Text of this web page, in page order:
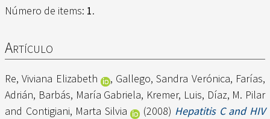
Número de items: 1.
Artículo
Re, Viviana Elizabeth , Gallego, Sandra Verónica, Farías,
Adrián, Barbás, María Gabriela, Kremer, Luis, Díaz, M. Pilar
and Contigiani, Marta Silvia (2008) Hepatitis C and HIV